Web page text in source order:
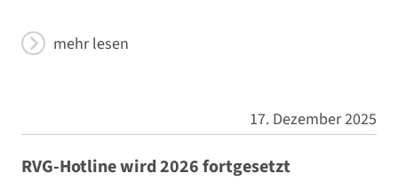
mehr lesen
17. Dezember 2025
RVG-Hotline wird 2026 fortgesetzt